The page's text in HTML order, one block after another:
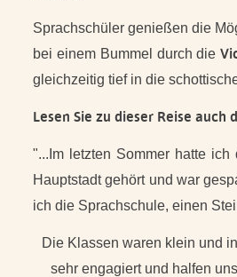
Sprachschüler genießen die
bei einem Bummel durch die
gleichzeitig tief in die
Lesen Sie zu dieser Reise
"...Im letzten Sommer hatte
Hauptstadt gehört und war
ich die Sprachschule, einen
Die Klassen waren klein und
sehr engagiert und halfen